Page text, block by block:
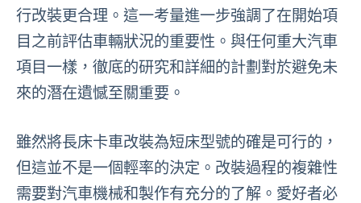
行改裝更合理。這一考量進一步強調了在開始項
目之前評估車輛狀況的重要性。與任何重大汽車
項目一樣，徹底的研究和詳細的計劃對於避免未
來的潛在遺憾至關重要。
雖然將長床卡車改裝為短床型號的確是可行的，
但這並不是一個輕率的決定。改裝過程的複雜性
需要對汽車機械和製作有充分的了解。愛好者必